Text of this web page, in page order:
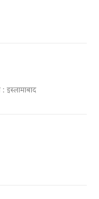
: इस्लामाबाद